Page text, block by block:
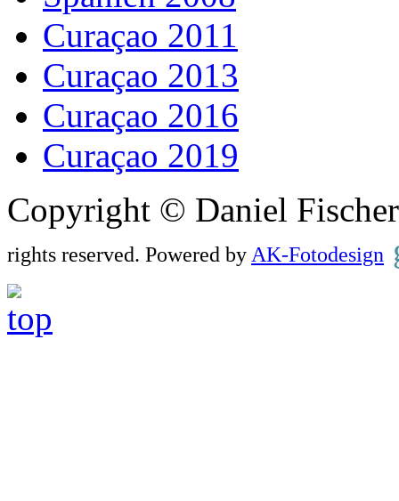
Curaçao 2011
Curaçao 2013
Curaçao 2016
Curaçao 2019
Copyright © Daniel
rights reserved. Powered by AK-Fotodesign